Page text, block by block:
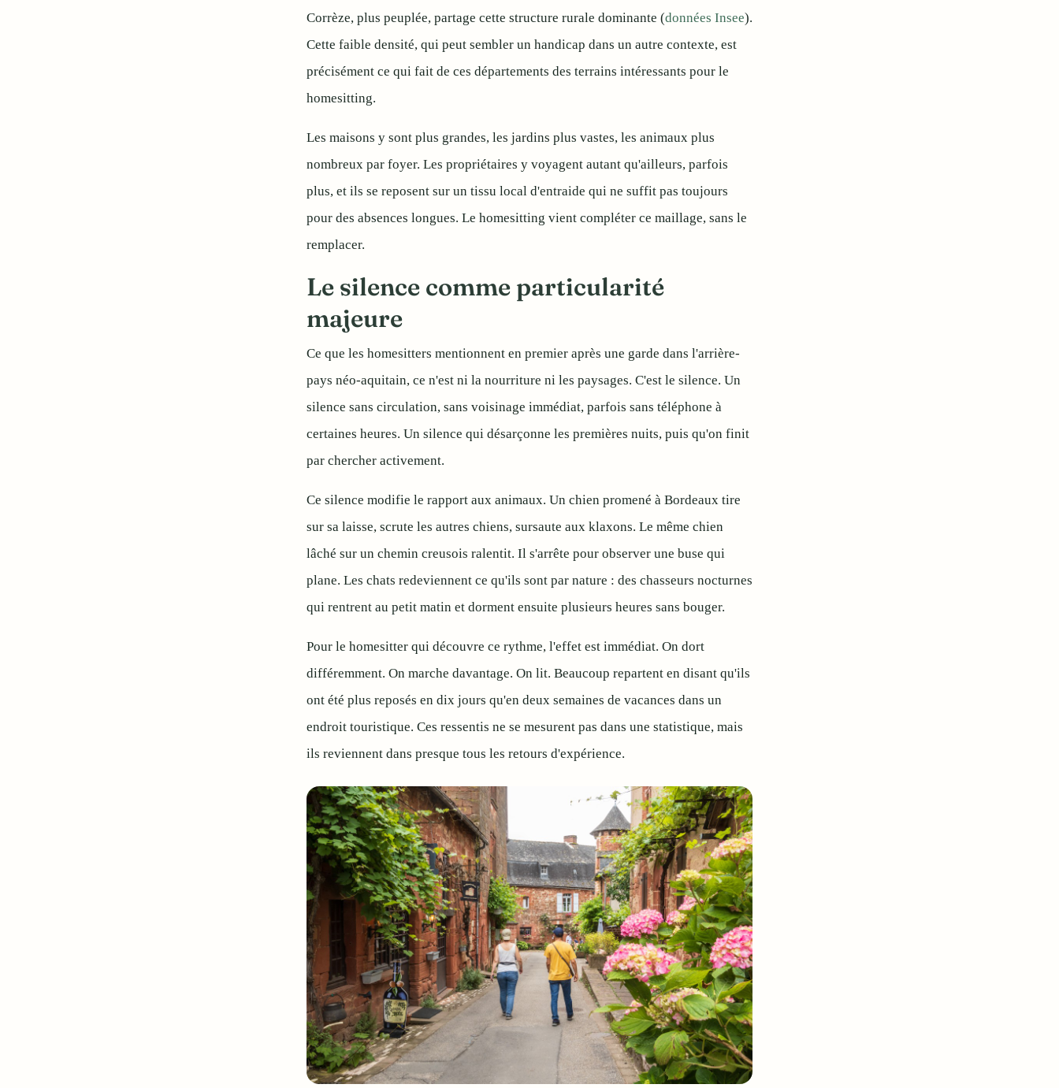
Corrèze, plus peuplée, partage cette structure rurale dominante (données Insee).
Cette faible densité, qui peut sembler un handicap dans un autre contexte, est
précisément ce qui fait de ces départements des terrains intéressants pour le
homesitting.
Les maisons y sont plus grandes, les jardins plus vastes, les animaux plus
nombreux par foyer. Les propriétaires y voyagent autant qu'ailleurs, parfois
plus, et ils se reposent sur un tissu local d'entraide qui ne suffit pas toujours
pour des absences longues. Le homesitting vient compléter ce maillage, sans le
remplacer.
Le silence comme particularité
majeure
Ce que les homesitters mentionnent en premier après une garde dans l'arrière-
pays néo-aquitain, ce n'est ni la nourriture ni les paysages. C'est le silence. Un
silence sans circulation, sans voisinage immédiat, parfois sans téléphone à
certaines heures. Un silence qui désarçonne les premières nuits, puis qu'on finit
par chercher activement.
Ce silence modifie le rapport aux animaux. Un chien promené à Bordeaux tire
sur sa laisse, scrute les autres chiens, sursaute aux klaxons. Le même chien
lâché sur un chemin creusois ralentit. Il s'arrête pour observer une buse qui
plane. Les chats redeviennent ce qu'ils sont par nature : des chasseurs nocturnes
qui rentrent au petit matin et dorment ensuite plusieurs heures sans bouger.
Pour le homesitter qui découvre ce rythme, l'effet est immédiat. On dort
différemment. On marche davantage. On lit. Beaucoup repartent en disant qu'ils
ont été plus reposés en dix jours qu'en deux semaines de vacances dans un
endroit touristique. Ces ressentis ne se mesurent pas dans une statistique, mais
ils reviennent dans presque tous les retours d'expérience.